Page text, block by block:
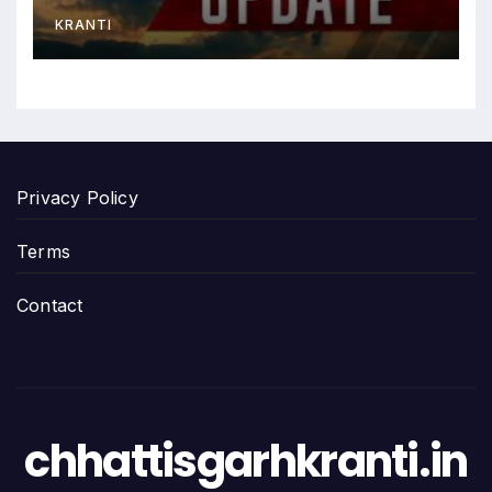
KRANTI
Privacy Policy
Terms
Contact
chhattisgarhkranti.in